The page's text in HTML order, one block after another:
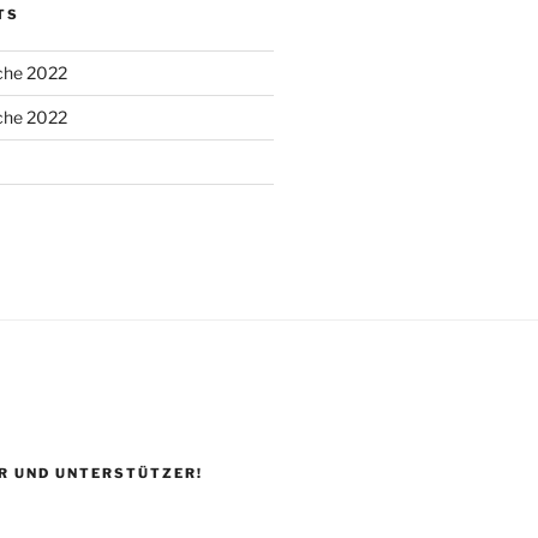
2022
2022
UND UNTERSTÜTZER!